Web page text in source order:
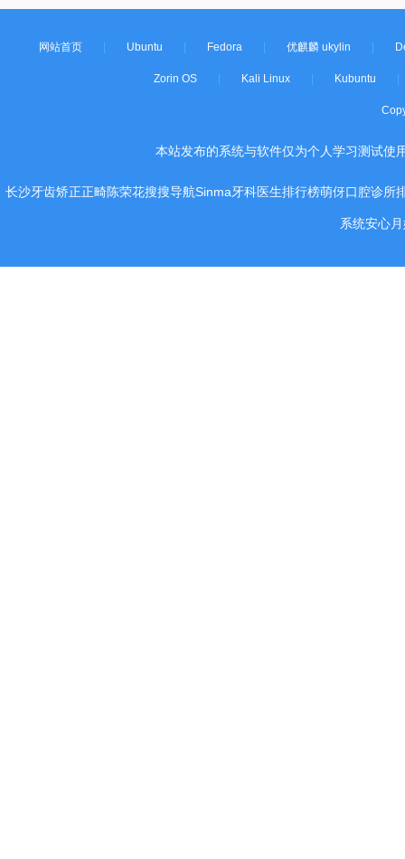
网站首页 Ubuntu Fedora 优麒麟 ukylin
Zorin OS Kali Linux Kubuntu
本站发布的系统与软件仅为个人学习测试使
长沙牙齿矫正正畸陈荣花搜搜导航Sinma牙科医生排行榜萌伢口腔诊所
系统安心